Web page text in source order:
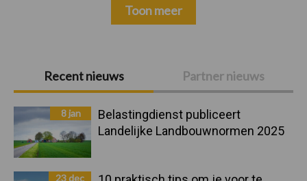
Primaire
Sidebar
Recent nieuws Partner nieuws
8 jan
Belastingdienst publiceert
Landelijke Landbouwnormen 2025
23 dec
Toon meer